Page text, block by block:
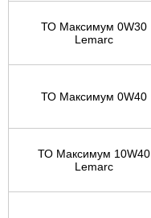
ТО Максимум 0W30
Lemarc
ТО Максимум 0W40
ТО Максимум 10W40
Lemarc